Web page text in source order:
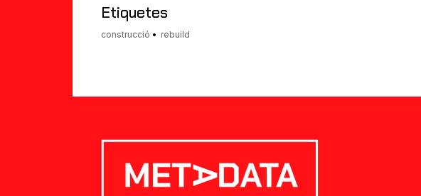
Etiquetes
construcció rebuild